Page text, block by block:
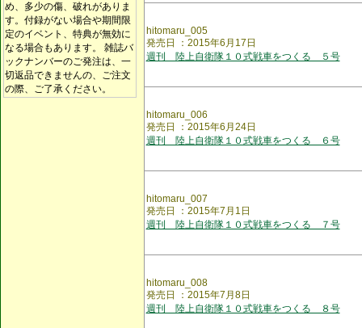
め、多少の傷、破れがありま
す。付録がない場合や期間限
定のイベント、特典が無効に
なる場合もあります。 雑誌バ
ックナンバーのご発注は、一
切返品できませんの、ご注文
の際、ご了承ください。
hitomaru_005
発売日 ：2015年6月17日
週刊 陸上自衛隊１０式戦車をつくる ５号
hitomaru_006
発売日 ：2015年6月24日
週刊 陸上自衛隊１０式戦車をつくる ６号
hitomaru_007
発売日 ：2015年7月1日
週刊 陸上自衛隊１０式戦車をつくる ７号
hitomaru_008
発売日 ：2015年7月8日
週刊 陸上自衛隊１０式戦車をつくる ８号